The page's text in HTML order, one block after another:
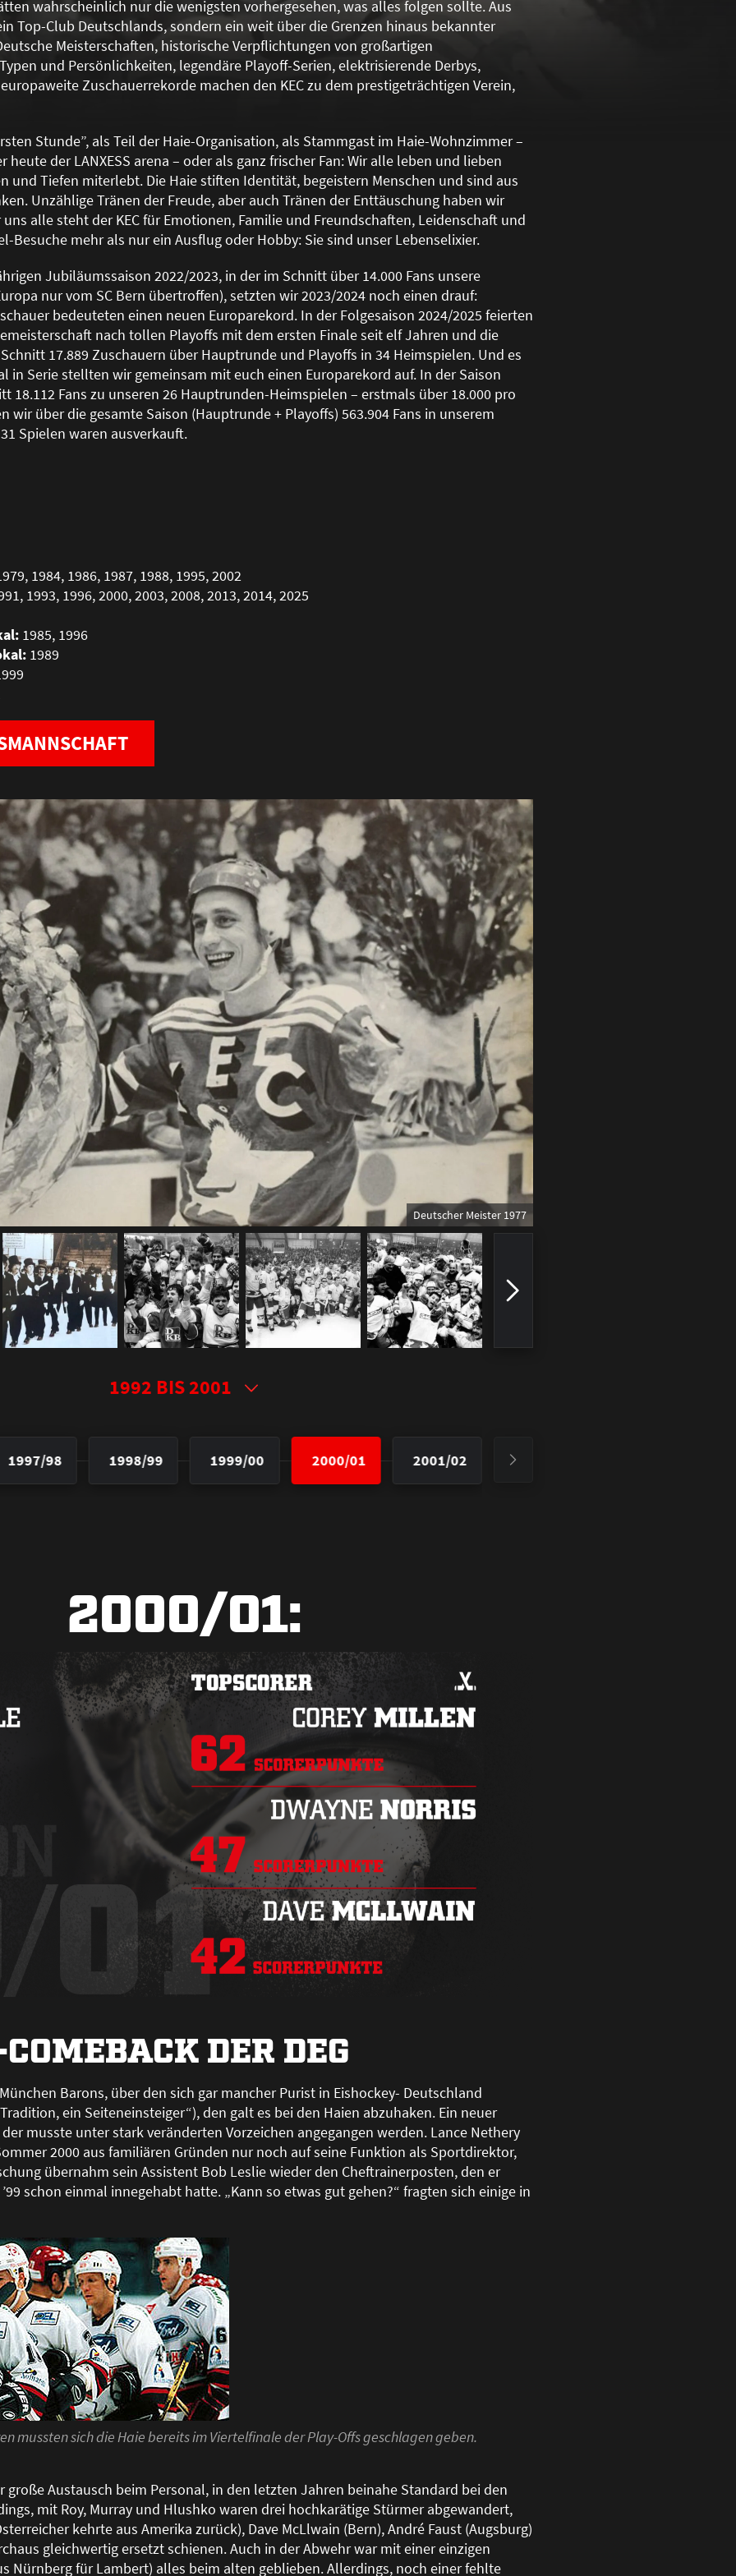
wahrscheinlich nur die wenigsten vorhergesehen, was alles folgen sollte. Aus
Top-Club Deutschlands, sondern ein weit über die Grenzen hinaus bekannter
Meisterschaften, historische Verpflichtungen von großartigen
und Persönlichkeiten, legendäre Playoff-Serien, elektrisierende Derbys,
Zuschauerrekorde machen den KEC zu dem prestigeträchtigen Verein,
Stunde”, als Teil der Haie-Organisation, als Stammgast im Haie-Wohnzimmer –
heute der LANXESS arena – oder als ganz frischer Fan: Wir alle leben und lieben
und Tiefen miterlebt. Die Haie stiften Identität, begeistern Menschen und sind aus
Unzählige Tränen der Freude, aber auch Tränen der Enttäuschung haben wir
alle steht der KEC für Emotionen, Familie und Freundschaften, Leidenschaft und
Besuche mehr als nur ein Ausflug oder Hobby: Sie sind unser Lebenselixier.
Jubiläumssaison 2022/2023, in der im Schnitt über 14.000 Fans unsere
nur vom SC Bern übertroffen), setzten wir 2023/2024 noch einen drauf:
bedeuteten einen neuen Europarekord. In der Folgesaison 2024/2025 feierten
nach tollen Playoffs mit dem ersten Finale seit elf Jahren und die
17.889 Zuschauern über Hauptrunde und Playoffs in 34 Heimspielen. Und es
in Serie stellten wir gemeinsam mit euch einen Europarekord auf. In der Saison
18.112 Fans zu unseren 26 Hauptrunden-Heimspielen – erstmals über 18.000 pro
wir über die gesamte Saison (Hauptrunde + Playoffs) 563.904 Fans in unserem
Spielen waren ausverkauft.
1984, 1986, 1987, 1988, 1995, 2002
1993, 1996, 2000, 2003, 2008, 2013, 2014, 2025
1985, 1996
1989
Deutscher Meister 1977
1997/98 1998/99 1999/00 2000/01 2001/02
2000/01:
DER DEG
Barons, über den sich gar mancher Purist in Eishockey- Deutschland
ein Seiteneinsteiger“), den galt es bei den Haien abzuhaken. Ein neuer
musste unter stark veränderten Vorzeichen angegangen werden. Lance Nethery
2000 aus familiären Gründen nur noch auf seine Funktion als Sportdirektor,
übernahm sein Assistent Bob Leslie wieder den Cheftrainerposten, den er
schon einmal innegehabt hatte. „Kann so etwas gut gehen?“ fragten sich einige in
mussten sich die Haie bereits im Viertelfinale der Play-Offs geschlagen geben.
große Austausch beim Personal, in den letzten Jahren beinahe Standard bei den
mit Roy, Murray und Hlushko waren drei hochkarätige Stürmer abgewandert,
kehrte aus Amerika zurück), Dave McLlwain (Bern), André Faust (Augsburg)
gleichwertig ersetzt schienen. Auch in der Abwehr war mit einer einzigen
Nürnberg für Lambert) alles beim alten geblieben. Allerdings, noch einer fehlte